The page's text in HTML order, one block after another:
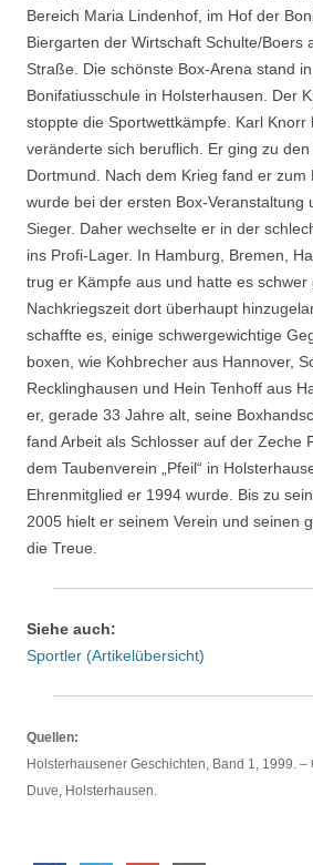
Bereich Maria Lindenhof, im Hof der
Biergarten der Wirtschaft Schulte/Boers
Straße. Die schönste Box-Arena stand
Bonifatiusschule in Holsterhausen. Der
stoppte die Sportwettkämpfe. Karl Knorr
veränderte sich beruflich. Er ging zu
Dortmund. Nach dem Krieg fand er zum
wurde bei der ersten Box-Veranstaltung
Sieger. Daher wechselte er in der
ins Profi-Lager. In Hamburg, Bremen,
trug er Kämpfe aus und hatte es schwer
Nachkriegszeit dort überhaupt
schaffte es, einige schwergewichtige
boxen, wie Kohbrecher aus Hannover,
Recklinghausen und Hein Tenhoff aus
er, gerade 33 Jahre alt, seine
fand Arbeit als Schlosser auf der Zeche
dem Taubenverein „Pfeil“ in
Ehrenmitglied er 1994 wurde. Bis zu
2005 hielt er seinem Verein und seinen
die Treue.
Siehe auch:
Sportler (Artikelübersicht)
Quellen:
Holsterhausener Geschichten, Band 1, 1999. –
Duve, Holsterhausen.